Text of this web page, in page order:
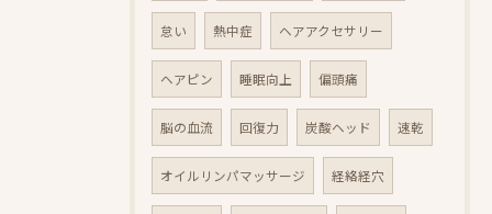
怠い 熱中症 ヘアアクセサリー
ヘアピン 睡眠向上 偏頭痛
脳の血流 回復力 炭酸ヘッド 速乾
オイルリンパマッサージ 経絡経穴